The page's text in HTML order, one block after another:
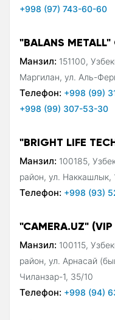
+998 (97) 743-60-60
"BALANS
Манзил: 151100,
Маргилан, ул. Аль-
Телефон: +998 (99)
+998 (99) 307-53-30
"BRIGHT LIFE
Манзил: 100185,
район, ул. Наккашлык,
Телефон: +998 (93)
"CAMERA.UZ"
Манзил: 100115,
район, ул. Арнасай
Чиланзар-1, 35/10
Телефон: +998 (94)